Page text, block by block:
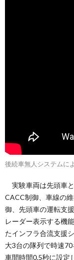
後続車無人システムに
実験車両は先頭車
CACC制御、車線の
御、先頭車の運転支
レーダー表示する機
たインフラ合流支援
大3台の隊列で時速
車間時間0.5秒に設定